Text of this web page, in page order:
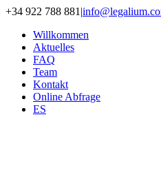
Zum
springen
+34 922 788 881 |
Willkommen
Aktuelles
FAQ
Team
Kontakt
Online Abfrage
ES